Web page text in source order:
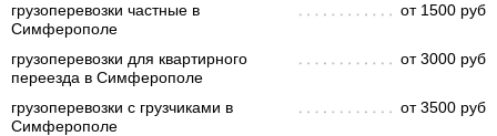
грузоперевозки частные в
Симферополе
от 1500 руб
грузоперевозки для квартирного
переезда в Симферополе
от 3000 руб
грузоперевозки с грузчиками в
Симферополе
от 3500 руб